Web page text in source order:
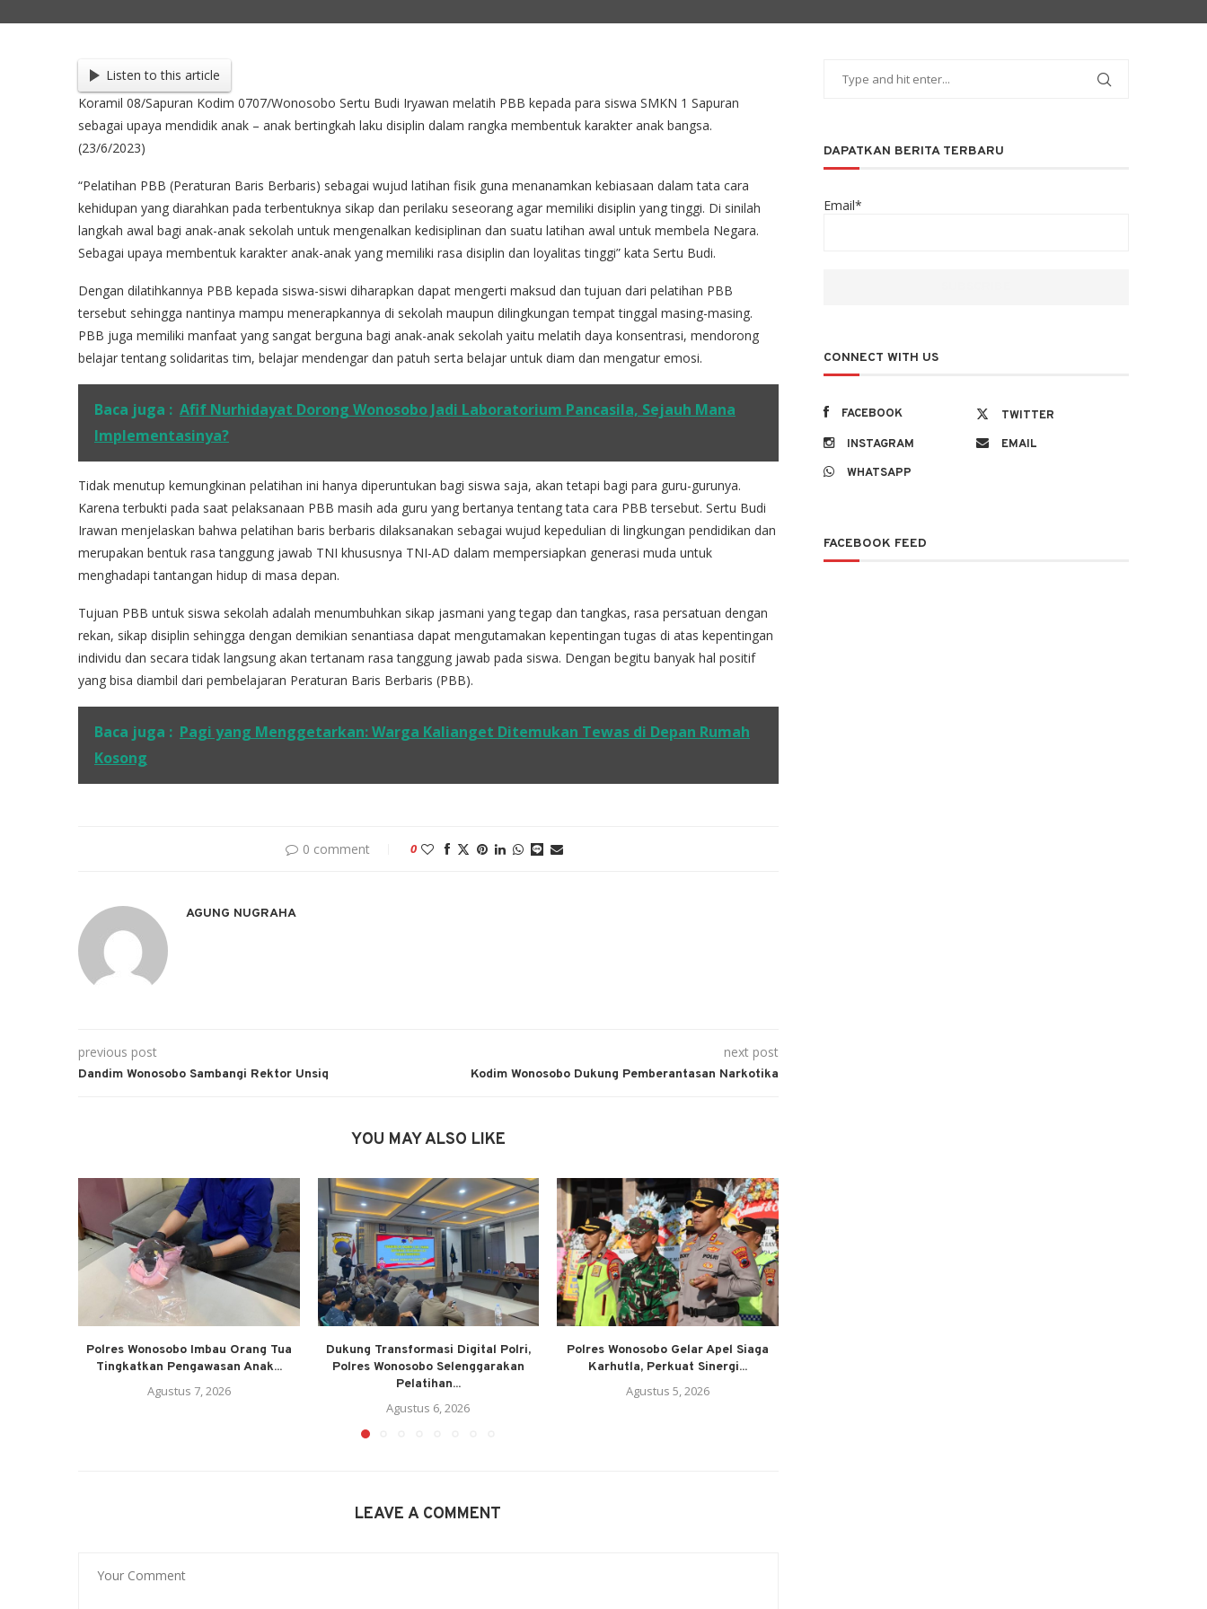
Listen to this article
Koramil 08/Sapuran Kodim 0707/Wonosobo Sertu Budi Iryawan melatih PBB kepada para siswa SMKN 1 Sapuran
sebagai upaya mendidik anak – anak bertingkah laku disiplin dalam rangka membentuk karakter anak bangsa.
(23/6/2023)
“Pelatihan PBB (Peraturan Baris Berbaris) sebagai wujud latihan fisik guna menanamkan kebiasaan dalam tata cara
kehidupan yang diarahkan pada terbentuknya sikap dan perilaku seseorang agar memiliki disiplin yang tinggi. Di sinilah
langkah awal bagi anak-anak sekolah untuk mengenalkan kedisiplinan dan suatu latihan awal untuk membela Negara.
Sebagai upaya membentuk karakter anak-anak yang memiliki rasa disiplin dan loyalitas tinggi” kata Sertu Budi.
Dengan dilatihkannya PBB kepada siswa-siswi diharapkan dapat mengerti maksud dan tujuan dari pelatihan PBB
tersebut sehingga nantinya mampu menerapkannya di sekolah maupun dilingkungan tempat tinggal masing-masing.
PBB juga memiliki manfaat yang sangat berguna bagi anak-anak sekolah yaitu melatih daya konsentrasi, mendorong
belajar tentang solidaritas tim, belajar mendengar dan patuh serta belajar untuk diam dan mengatur emosi.
Baca juga : Afif Nurhidayat Dorong Wonosobo Jadi Laboratorium Pancasila, Sejauh Mana
Implementasinya?
Tidak menutup kemungkinan pelatihan ini hanya diperuntukan bagi siswa saja, akan tetapi bagi para guru-gurunya.
Karena terbukti pada saat pelaksanaan PBB masih ada guru yang bertanya tentang tata cara PBB tersebut. Sertu Budi
Irawan menjelaskan bahwa pelatihan baris berbaris dilaksanakan sebagai wujud kepedulian di lingkungan pendidikan dan
merupakan bentuk rasa tanggung jawab TNI khususnya TNI-AD dalam mempersiapkan generasi muda untuk
menghadapi tantangan hidup di masa depan.
Tujuan PBB untuk siswa sekolah adalah menumbuhkan sikap jasmani yang tegap dan tangkas, rasa persatuan dengan
rekan, sikap disiplin sehingga dengan demikian senantiasa dapat mengutamakan kepentingan tugas di atas kepentingan
individu dan secara tidak langsung akan tertanam rasa tanggung jawab pada siswa. Dengan begitu banyak hal positif
yang bisa diambil dari pembelajaran Peraturan Baris Berbaris (PBB).
Baca juga : Pagi yang Menggetarkan: Warga Kalianget Ditemukan Tewas di Depan Rumah
Kosong
0 comment 0
AGUNG NUGRAHA
previous post
Dandim Wonosobo Sambangi Rektor Unsiq
next post
Kodim Wonosobo Dukung Pemberantasan Narkotika
YOU MAY ALSO LIKE
Polres Wonosobo Imbau Orang Tua
Tingkatkan Pengawasan Anak...
Agustus 7, 2026
Dukung Transformasi Digital Polri,
Polres Wonosobo Selenggarakan
Pelatihan...
Agustus 6, 2026
Polres Wonosobo Gelar Apel Siaga
Karhutla, Perkuat Sinergi...
Agustus 5, 2026
LEAVE A COMMENT
DAPATKAN BERITA TERBARU
Email*
CONNECT WITH US
FACEBOOK
TWITTER
INSTAGRAM
EMAIL
WHATSAPP
FACEBOOK FEED